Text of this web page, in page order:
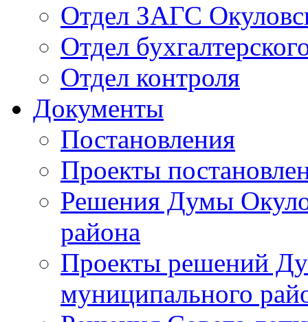
Отдел ЗАГС
Отдел
Отдел контроля
Документы
Постановления
Проекты
Решения Думы
района
Проекты решений
муниципального